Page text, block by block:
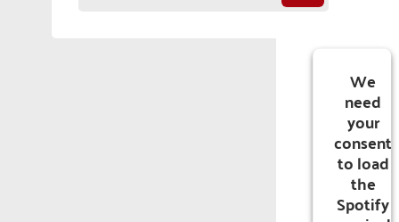
We
need
your
consent
to load
the
Spotify